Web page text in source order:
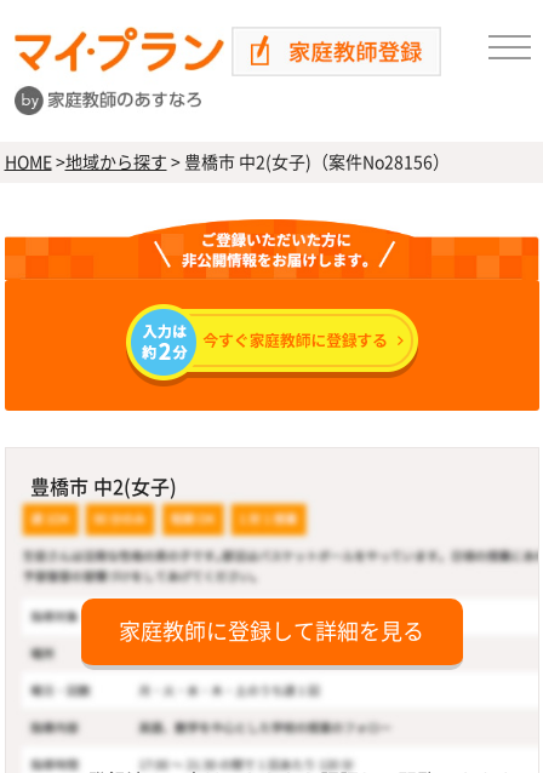
HOME>地域から探す >豊橋市 中2(女子)（案件No28156）
豊橋市 中2(女子)
家庭教師に登録して詳細を見る